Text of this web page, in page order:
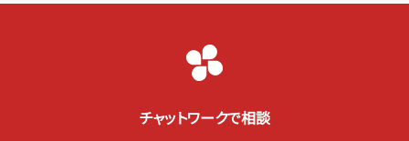
チャットワークで相談